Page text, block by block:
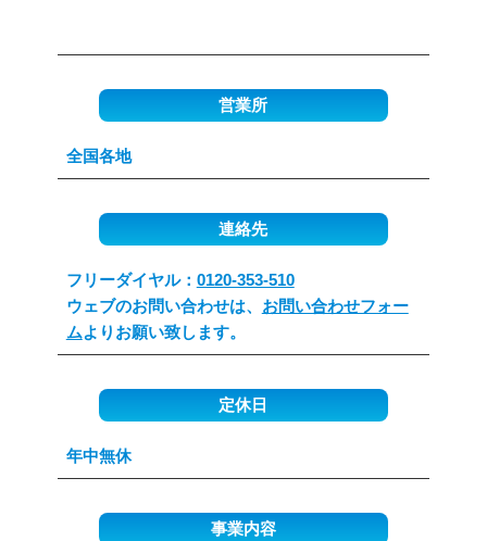
営業所
全国各地
連絡先
フリーダイヤル： 0120-353-510
ウェブのお問い合わせは、 お問い合わせフォー
ムよりお願い致します。
定休日
年中無休
事業内容